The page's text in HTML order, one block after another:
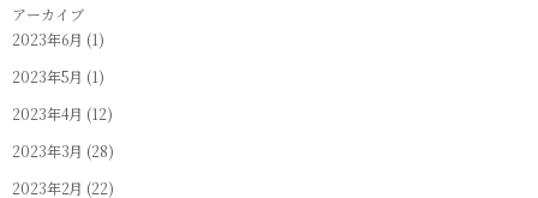
アーカイブ
2023年6月 (1)
2023年5月 (1)
2023年4月 (12)
2023年3月 (28)
2023年2月 (22)